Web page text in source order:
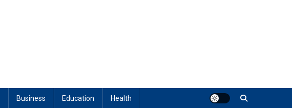
Business Education Health